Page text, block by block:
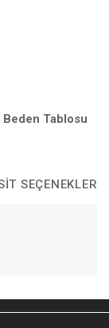
Beden Tablosu
SEÇENEKLERI
ve diğer
formunu